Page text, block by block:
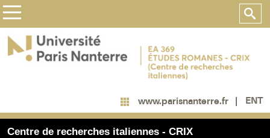
www.parisnanterre.fr ENT
Centre de recherches italiennes - CRIX